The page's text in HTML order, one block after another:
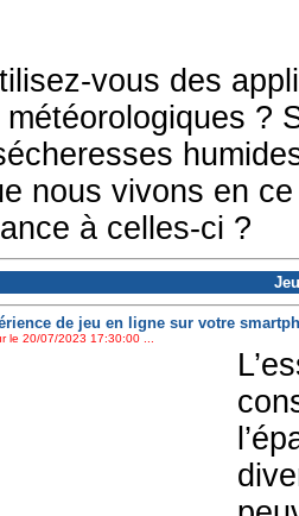
vous des
?
nous vivons en
à celles-ci ?
de jeu en ligne sur votre
le 20/07/2023 17:30:00 ...